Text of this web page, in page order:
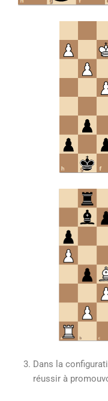
Dans la
réussir à